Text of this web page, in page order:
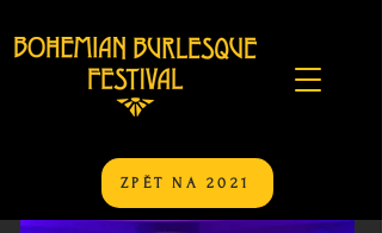
ZPĚT NA 2021